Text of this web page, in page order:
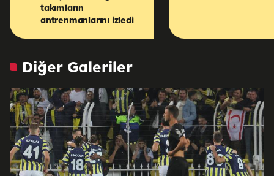
takımların
antrenmanlarını izledi
Diğer Galeriler